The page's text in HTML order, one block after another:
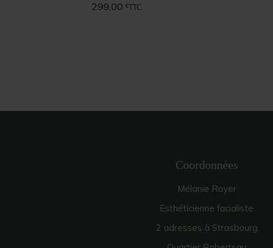
299,00 €TTC
Coordonnées
Mélanie Royer
Esthéticienne facialiste
2 adresses à Strasbourg